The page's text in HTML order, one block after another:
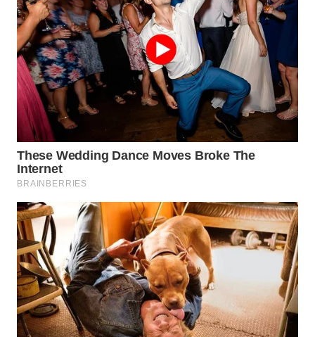
WAHANANEWS
NET
WAHANA
SPORT
WAHANA
UMKM
WAHANA
SELEB
WAHANA
PERSONA
WAHANA
OTOMOTIF
WAHANA
HEALTH